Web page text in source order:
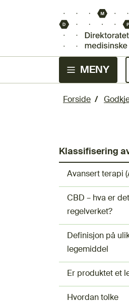
MENY
Forside
Klassifisering
Avansert terapi
CBD – hva er
regelverket?
Definisjon på
legemiddel
Er produktet et
Hvordan tolke